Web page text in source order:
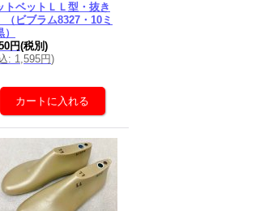
トベットＬＬ型・抜き
ビブラム8327・10ミ
円(税別)
: 1,595円)